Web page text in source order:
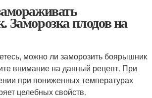
плодов на
можно ли заморозить боярышник
внимание на данный рецепт. При
при пониженных температурах
целебных свойств.